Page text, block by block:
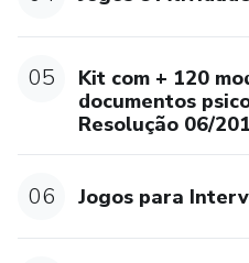
05
Kit com + 120
documentos
Resolução 06/
06 Jogos para